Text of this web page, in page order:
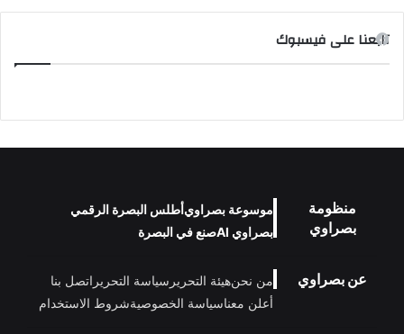
تابعنا على فيسبوك
منظومة
بصراوي
موسوعة بصراويأطلس البصرة الرقمي
بصراوي AI
صنع في البصرة
عن بصراوي من نحنهيئة التحرير سياسة التحرير اتصل بنا
أعلن معناسياسة الخصوصيةشروط الاستخدام